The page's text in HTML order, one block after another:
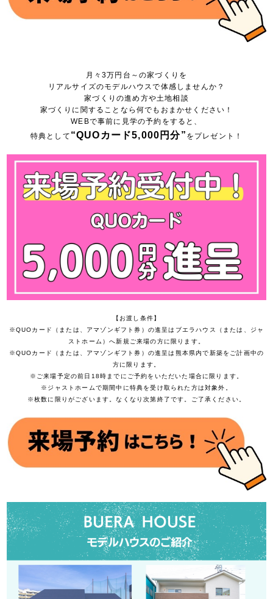
月々3万円台～の家づくりを
リアルサイズのモデルハウスで体感しませんか？
家づくりの進め方や土地相談
家づくりに関することなら何でもおまかせください！
WEBで事前に見学の予約をすると、
特典として “QUOカード5,000円分” をプレゼント！
【お渡し条件】
※QUOカード（または、アマゾンギフト券）の進呈はブエラハウス（または、ジャ
ストホーム）へ新規ご来場の方に限ります。
※QUOカード（または、アマゾンギフト券）の進呈は熊本県内で新築をご計画中の
方に限ります。
※ご来場予定の前日18時までにご予約をいただいた場合に限ります。
※ジャストホームで期間中に特典を受け取られた方は対象外。
※枚数に限りがございます。なくなり次第終了です。ご了承ください。